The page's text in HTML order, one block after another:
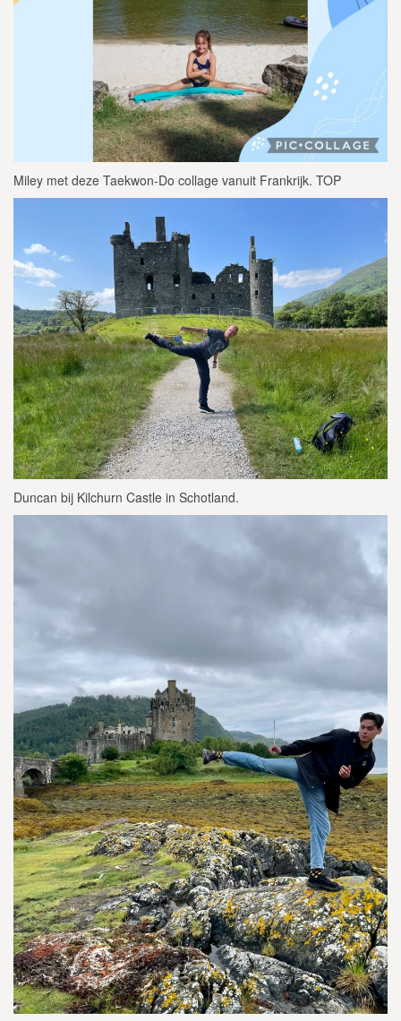
Miley met deze Taekwon-Do collage vanuit Frankrijk. TOP
Duncan bij Kilchurn Castle in Schotland.